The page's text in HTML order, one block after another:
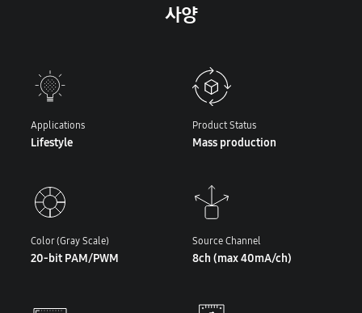
사양
Applications
Lifestyle
Product Status
Mass production
Color (Gray Scale)
20-bit PAM/PWM
Source Channel
8ch (max 40mA/ch)